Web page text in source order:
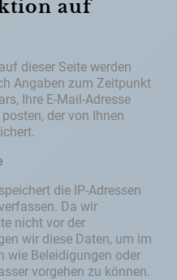
auf
dieser Seite werden
Angaben zum Zeitpunkt
Ihre E-Mail-Adresse
der von Ihnen
die IP-Adressen
Da wir
nicht vor der
wir diese Daten, um im
wie Beleidigungen oder
vorgehen zu können.